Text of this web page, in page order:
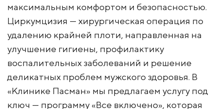
максимальным комфортом и безопасностью.
Циркумцизия — хирургическая операция по
удалению крайней плоти, направленная на
улучшение гигиены, профилактику
воспалительных заболеваний и решение
деликатных проблем мужского здоровья. В
«Клинике Пасман» мы предлагаем услугу под
ключ — программу «Все включено», которая